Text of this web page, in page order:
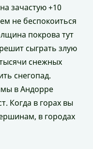
зачастую +10
не беспокоиться
покрова тут
сыграть злую
снежных
снегопад.
в Андорре
Когда в горах вы
в городах